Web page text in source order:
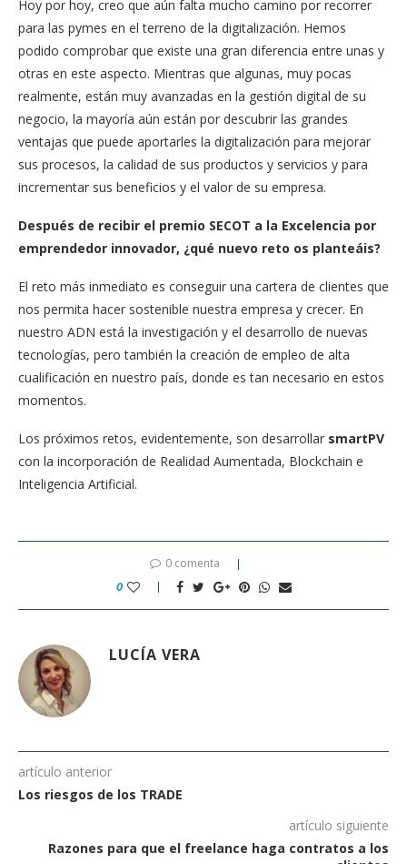
Hoy por hoy, creo que aún falta mucho camino por recorrer
para las pymes en el terreno de la digitalización. Hemos
podido comprobar que existe una gran diferencia entre unas y
otras en este aspecto. Mientras que algunas, muy pocas
realmente, están muy avanzadas en la gestión digital de su
negocio, la mayoría aún están por descubrir las grandes
ventajas que puede aportarles la digitalización para mejorar
sus procesos, la calidad de sus productos y servicios y para
incrementar sus beneficios y el valor de su empresa.
Después de recibir el premio SECOT a la Excelencia por
emprendedor innovador, ¿qué nuevo reto os planteáis?
El reto más inmediato es conseguir una cartera de clientes que
nos permita hacer sostenible nuestra empresa y crecer. En
nuestro ADN está la investigación y el desarrollo de nuevas
tecnologías, pero también la creación de empleo de alta
cualificación en nuestro país, donde es tan necesario en estos
momentos.
Los próximos retos, evidentemente, son desarrollar smartPV
con la incorporación de Realidad Aumentada, Blockchain e
Inteligencia Artificial.
0 comenta
0
LUCÍA VERA
artículo anterior
Los riesgos de los TRADE
artículo siguiente
Razones para que el freelance haga contratos a los